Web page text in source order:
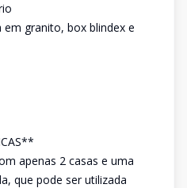
granito, box blindex e
apenas 2 casas e uma
que pode ser utilizada